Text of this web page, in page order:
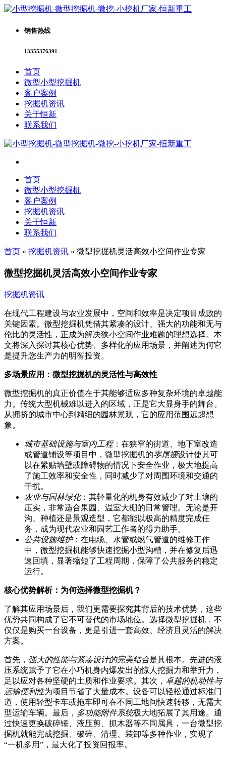
销售热线
13355376391
首页
微型小型挖掘机
客户案例
挖掘机资讯
关于恒新
联系我们
首页
微型小型挖掘机
客户案例
挖掘机资讯
关于恒新
联系我们
首页 » 挖掘机资讯 » 微型挖掘机灵活高效小空间作业专家
微型挖掘机灵活高效小空间作业专家
挖掘机资讯
在现代工程建设与农业发展中，空间和效率是决定项目成败的
关键因素。微型挖掘机凭借其紧凑的设计、强大的功能和无与
伦比的灵活性，正成为解决狭小空间作业难题的理想选择。本
文将深入探讨其核心优势、多样化的应用场景，并阐述为何它
是提升您生产力的明智投资。
多场景应用：微型挖掘机的灵活性与高效性
微型挖掘机的真正价值在于其能够适应多种复杂环境的卓越能
力。传统大型机械难以进入的区域，正是它大显身手的舞台。
从拥挤的城市中心到精细的园林景观，它的应用范围远超想
象。
城市基础设施与室内工程：在狭窄的街道、地下室改造
或管道铺设等项目中，微型挖掘机的零尾摆设计使其可
以在紧贴墙壁或障碍物的情况下安全作业，极大地提高
了施工效率和安全性，同时减少了对周围环境和交通的
干扰。
农业与园林绿化：其轻量化的机身有效减少了对土壤的
压实，非常适合果园、温室大棚的日常管理。无论是开
沟、种植还是景观造型，它都能以极高的精度完成任
务，成为现代农业和园艺工作者的得力助手。
公共设施维护：在电缆、水管或燃气管道的维修工作
中，微型挖掘机能够快速挖掘小型沟槽，并在修复后迅
速回填，显著缩短了工程周期，保障了公共服务的稳定
运行。
核心优势解析：为何选择微型挖掘机？
了解其应用场景后，我们更需要探究其背后的技术优势，这些
优势共同构成了它不可替代的市场地位。选择微型挖掘机，不
仅仅是购买一台设备，更是引进一套高效、经济且灵活的解决
方案。
首先， 强大的性能与紧凑设计的完美结合是其根本。先进的液
压系统赋予了它在小巧机身内爆发出的惊人挖掘力和举升力，
足以应对各种坚硬的土质和作业要求。其次， 卓越的机动性与
运输便利性为项目节省了大量成本。设备可以轻松通过标准门
道，使用轻型卡车或拖车即可在不同工地间快速转移，无需大
型运输车辆。最后， 多功能附件系统极大地拓展了其用途。通
过快速更换破碎锤、液压剪、抓木器等不同属具，一台微型挖
掘机就能完成挖掘、破碎、清理、装卸等多种作业，实现了
“一机多用”，最大化了投资回报率。